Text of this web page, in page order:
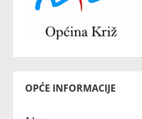
OPĆE INFORMACIJE